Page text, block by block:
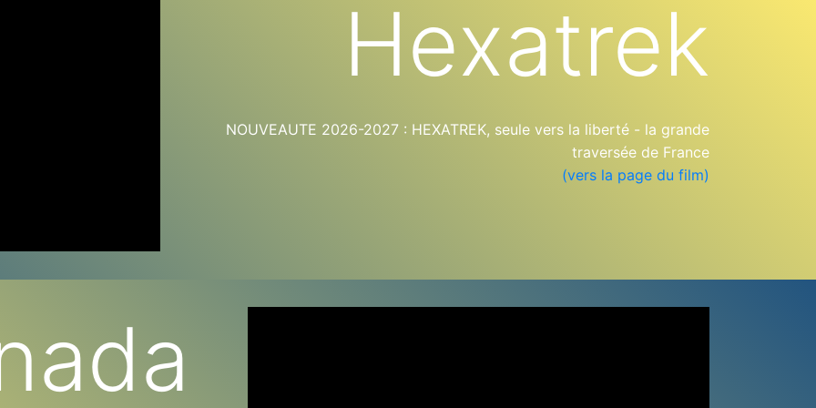
Hexatrek
NOUVEAUTE 2026-2027 : HEXATREK, seule vers la liberté - la grande
traversée de France
(vers la page du film)